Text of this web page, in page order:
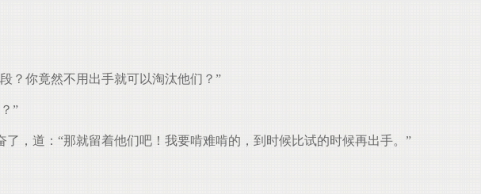
？你竟然不用出手就可以淘汰他们？”
”
，道：“那就留着他们吧！我要啃难啃的，到时候比试的时候再出手。”